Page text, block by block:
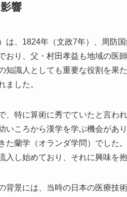
響
は、1824年（文政7年）、周防
おり、父・村田孝益も地域の医
知識人としても重要な役割を果
ました。
、特に算術に秀でていたと言わ
いころから漢学を学ぶ機会があ
た蘭学（オランダ学問）でした
入し始めており、それに興味を
背景には、当時の日本の医療技